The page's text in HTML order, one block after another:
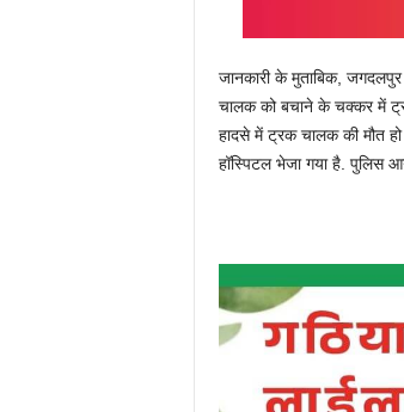
जानकारी के मुताबिक,
चालक को बचाने के चक्कर में
हादसे में ट्रक चालक की मौत
हॉस्पिटल भेजा गया है. पुलिस